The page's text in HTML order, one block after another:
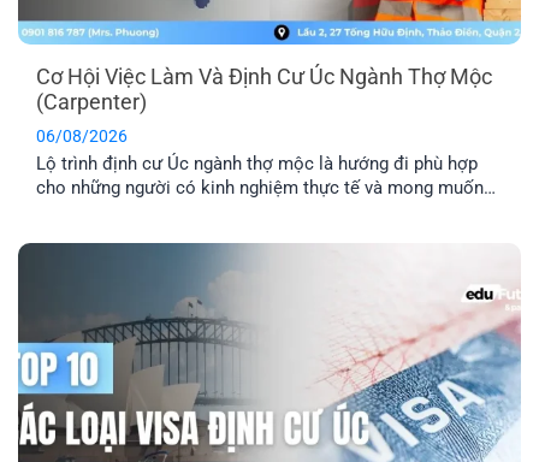
Cơ Hội Việc Làm Và Định Cư Úc Ngành Thợ Mộc
(Carpenter)
06/08/2026
Lộ trình định cư Úc ngành thợ mộc là hướng đi phù hợp
cho những người có kinh nghiệm thực tế và mong muốn